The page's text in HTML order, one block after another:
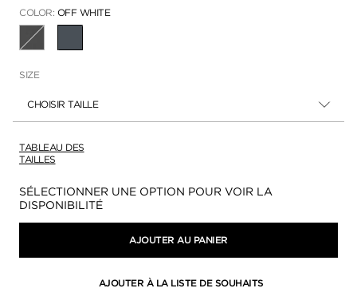
COLOR: OFF WHITE
SIZE
CHOISIR TAILLE
TABLEAU DES
TAILLES
Disponibilité:
SÉLECTIONNER UNE OPTION POUR VOIR LA
DISPONIBILITÉ
AJOUTER AU PANIER
AJOUTER À LA LISTE DE SOUHAITS